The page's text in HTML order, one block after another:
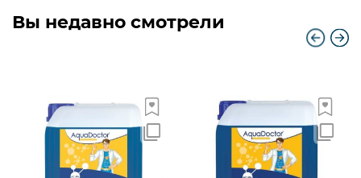
Вы недавно смотрели